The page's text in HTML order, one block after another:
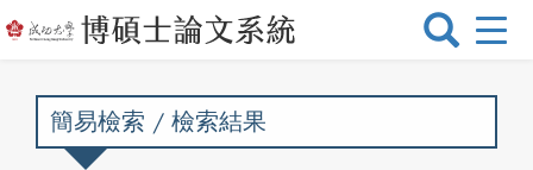
選
換
簡易檢索 / 檢索結果